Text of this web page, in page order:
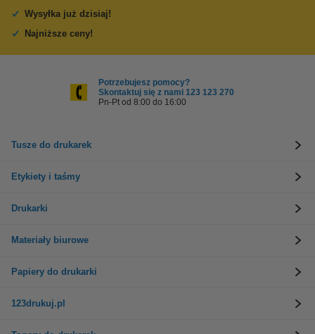
Wysyłka już dzisiaj!
Najniższe ceny!
Potrzebujesz pomocy?
Skontaktuj się z nami 123 123 270
Pn-Pt od 8:00 do 16:00
Tusze do drukarek
Etykiety i taśmy
Drukarki
Materiały biurowe
Papiery do drukarki
123drukuj.pl